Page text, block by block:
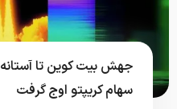
سهام کریپتو اوج گرفت